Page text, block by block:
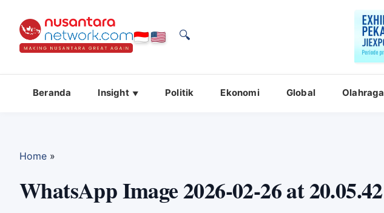
🔍
Beranda Insight Politik Ekonomi Global Olahraga
Home »
WhatsApp Image 2026-02-26 at 20.05.42